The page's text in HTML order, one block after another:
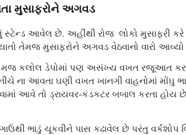
મુસાફરોને અગવડ
આવેલ છે. અહીંથી રોજ લોકો મુસાફરી કરે
તેમજ મુસાફરોને અગવડ વેઠવાનો વારો
કલોલ ડેપોમાં પણ અસંખ્ય વખત રજૂઆત
ના આવતા ઘણી વખત ખાનગી વાહનોમાં મોંઘુ
આવે તો ડ્રાયવર-કંડકટર બબાલ કરતા હોય
ભાડું ચૂકવીને પાસ કઢાવેલ છે પરંતુ વર્કશોપ